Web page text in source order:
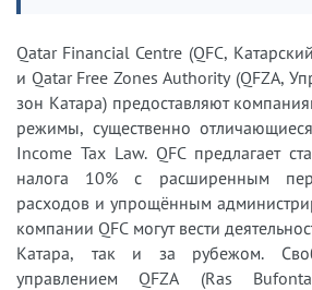
Qatar Financial Centre (QFC,
и Qatar Free Zones Authority (QFZA,
зон Катара) предоставляют
режимы, существенно
Income Tax Law. QFC предлагает
налога 10% с расширенным
расходов и упрощённым
компании QFC могут вести
Катара, так и за рубежом.
управлением QFZA (Ras